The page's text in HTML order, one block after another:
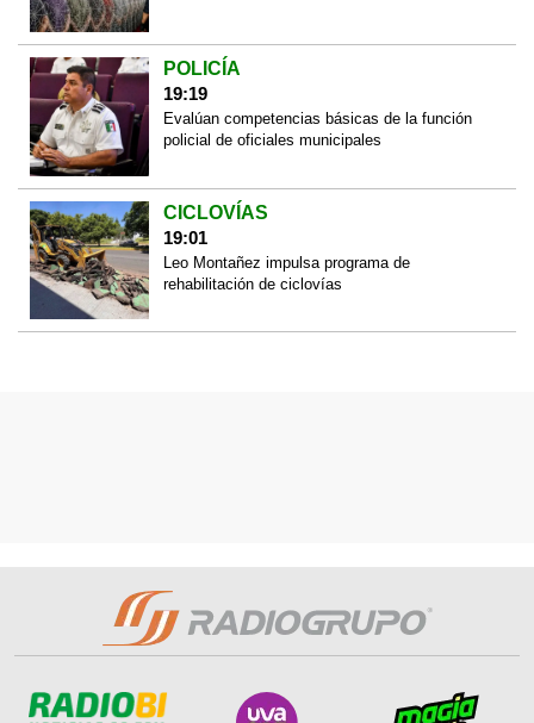
POLICÍA
19:19
Evalúan competencias básicas de la función
policial de oficiales municipales
CICLOVÍAS
19:01
Leo Montañez impulsa programa de
rehabilitación de ciclovías